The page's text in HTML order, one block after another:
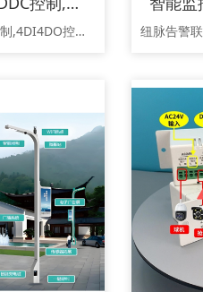
DDC控制器,网络DDC控制,4DI4DO控制,ddc.modbus-tcp